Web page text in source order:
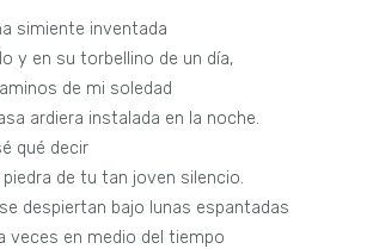
simiente inventada
y en su torbellino de un día,
de mi soledad
ardiera instalada en la noche.
qué decir
de tu tan joven silencio.
despiertan bajo lunas espantadas
veces en medio del tiempo